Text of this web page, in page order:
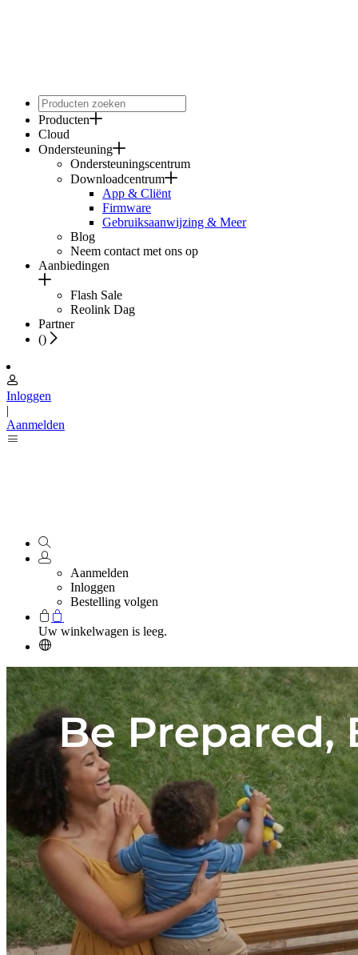
Producten
Cloud
Ondersteuning
Ondersteuningscentrum
Downloadcentrum
App & Cliënt
Firmware
Gebruiksaanwijzing & Meer
Blog
Neem contact met ons op
Aanbiedingen
Flash Sale
Reolink Dag
Partner
()
Inloggen
|
Aanmelden
Aanmelden
Inloggen
Bestelling volgen
Uw winkelwagen is leeg.